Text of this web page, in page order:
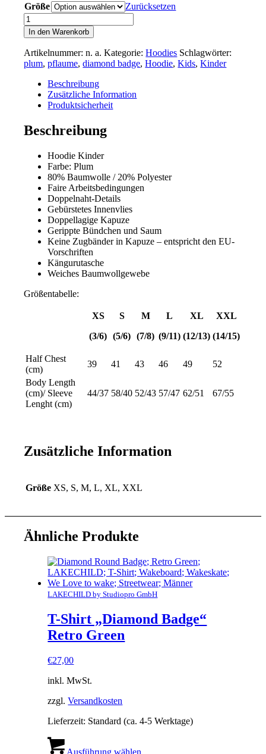
Größe
Zurücksetzen
Hoodie
„Logo
Stack“
Plum
Menge
In den Warenkorb
Artikelnummer:n. a. Kategorie:Hoodies Schlagwörter:
plum,pflaume,diamond badge,Hoodie,Kids,Kinder
Beschreibung
Zusätzliche Information
Produktsicherheit
Beschreibung
Hoodie Kinder
Farbe: Plum
80% Baumwolle / 20% Polyester
Faire Arbeitsbedingungen
Doppelnaht-Details
Gebürstetes Innenvlies
Doppellagige Kapuze
Gerippte Bündchen und Saum
Keine Zugbänder in Kapuze – entspricht den EU-
Vorschriften
Kängurutasche
Weiches Baumwollgewebe
Größentabelle:
XS
(3/6)
S
(5/6)
M
(7/8)
L
(9/11)
XL
(12/13)
XXL
(14/15)
Half Chest
(cm)
39 41 43 46 49
52
Body Length
(cm)/ Sleeve
Lenght (cm)
44/37 58/40 52/43 57/47 62/51 67/55
Zusätzliche Information
Größe XS, S, M, L, XL, XXL
Ähnliche Produkte
LAKECHILD by Studiopro GmbH
T-Shirt „Diamond Badge“
Retro Green
€27,00
inkl. MwSt.
zzgl.Versandkosten
Lieferzeit: Standard (ca. 4-5 Werktage)
Ausführung wählen